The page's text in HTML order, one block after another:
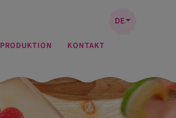
DE
PRODUKTION KONTAKT